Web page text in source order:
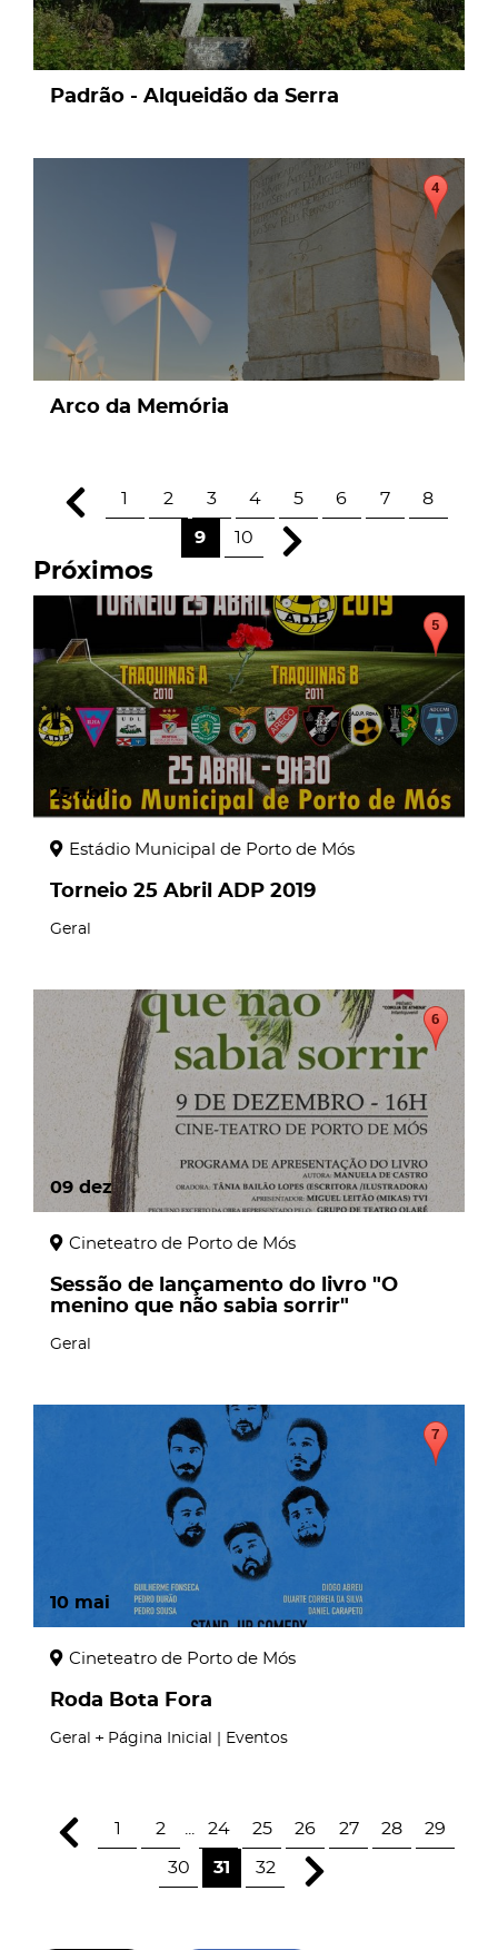
Padrão - Alqueidão da Serra
Arco da Memória
1 2 3 4 5 6 7 8
9 10
Próximos
25 abr
Estádio Municipal de Porto de Mós
Torneio 25 Abril ADP 2019
Geral
09 dez
Cineteatro de Porto de Mós
Sessão de lançamento do livro "O
menino que não sabia sorrir"
Geral
10 mai
Cineteatro de Porto de Mós
Roda Bota Fora
Geral Página Inicial | Eventos
1 2 24 25 26 27 28 29
30 31 32